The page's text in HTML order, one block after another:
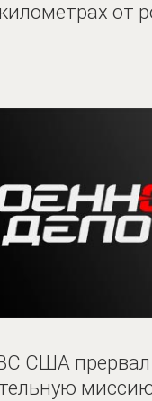
от
США прервал